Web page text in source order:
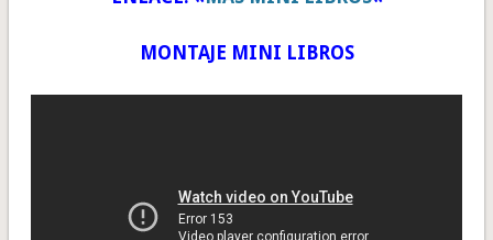
MONTAJE MINI LIBROS